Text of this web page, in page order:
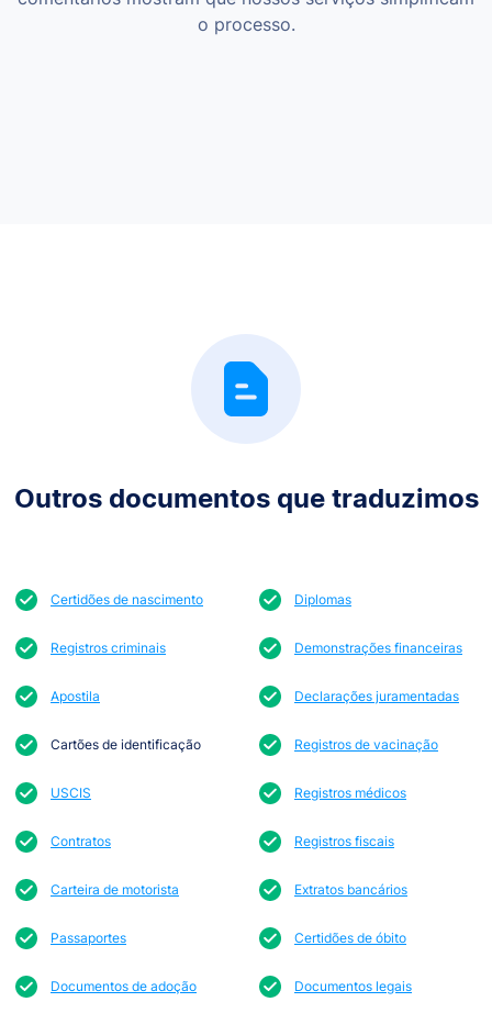
o processo.
Outros documentos que traduzimos
Certidões de nascimento Diplomas
Registros criminais Demonstrações financeiras
Apostila Declarações juramentadas
Cartões de identificação Registros de vacinação
USCIS Registros médicos
Contratos Registros fiscais
Carteira de motorista Extratos bancários
Passaportes Certidões de óbito
Documentos de adoção Documentos legais